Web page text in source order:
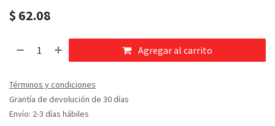
$ 62.08
Agregar al carrito
Términos y condiciones
Grantía de devolución de 30 días
Envío: 2-3 días hábiles